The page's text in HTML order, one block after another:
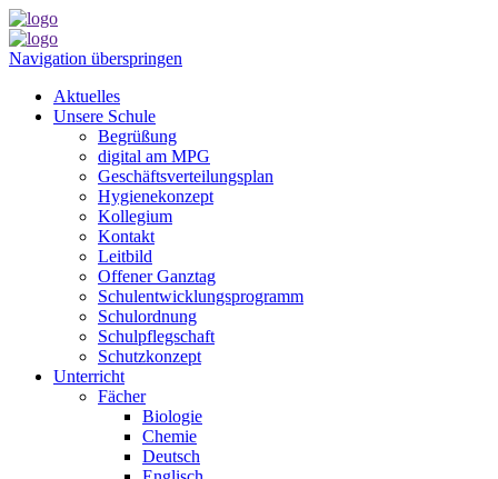
Navigation überspringen
Aktuelles
Unsere Schule
Begrüßung
digital am MPG
Geschäftsverteilungsplan
Hygienekonzept
Kollegium
Kontakt
Leitbild
Offener Ganztag
Schulentwicklungsprogramm
Schulordnung
Schulpflegschaft
Schutzkonzept
Unterricht
Fächer
Biologie
Chemie
Deutsch